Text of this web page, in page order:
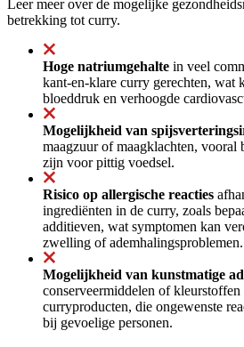
Leer meer over de mogelijke
betrekking tot curry.
Hoge natriumgehalte in veel
kant-en-klare curry gerechten, wat
bloeddruk en verhoogde
Mogelijkheid van
maagzuur of maagklachten, vooral
zijn voor pittig voedsel.
Risico op allergische reacties
ingrediënten in de curry, zoals
additieven, wat symptomen kan
zwelling of ademhalingsproblemen.
Mogelijkheid van kunstmatige
conserveermiddelen of
curryproducten, die ongewenste
bij gevoelige personen.